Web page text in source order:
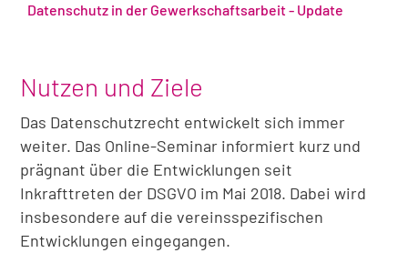
Datenschutz in der Gewerkschaftsarbeit - Update
Nutzen und Ziele
Das Datenschutzrecht entwickelt sich immer
weiter. Das Online-Seminar informiert kurz und
prägnant über die Entwicklungen seit
Inkrafttreten der DSGVO im Mai 2018. Dabei wird
insbesondere auf die vereinsspezifischen
Entwicklungen eingegangen.